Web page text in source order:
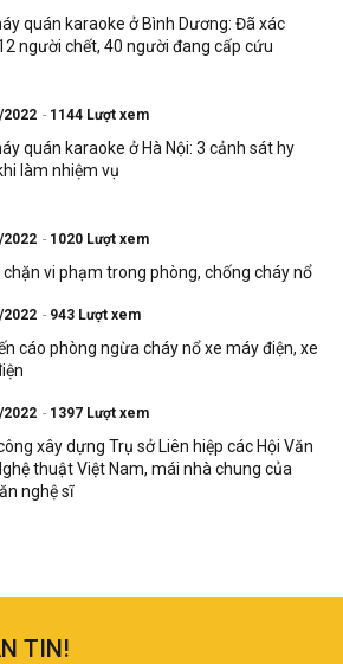
quán karaoke ở Bình Dương: Đã xác
người chết, 40 người đang cấp cứu
2022 1144 Lượt xem
quán karaoke ở Hà Nội: 3 cảnh sát hy
làm nhiệm vụ
2022 1020 Lượt xem
chặn vi phạm trong phòng, chống cháy nổ
2022 943 Lượt xem
cáo phòng ngừa cháy nổ xe máy điện, xe
2022 1397 Lượt xem
xây dựng Trụ sở Liên hiệp các Hội Văn
thuật Việt Nam, mái nhà chung của
nghệ sĩ
TIN!